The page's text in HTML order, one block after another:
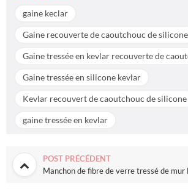
gaine keclar
Gaine recouverte de caoutchouc de silicone
Gaine tressée en kevlar recouverte de
Gaine tressée en silicone kevlar
Kevlar recouvert de caoutchouc de silicone
gaine tressée en kevlar
POST PRÉCÉDENT
Manchon de fibre de verre tressé de mur